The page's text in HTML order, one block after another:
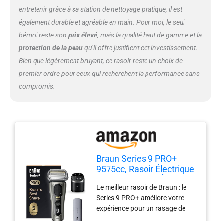
entretenir grâce à sa station de nettoyage pratique, il est
également durable et agréable en main. Pour moi, le seul
bémol reste son prix élevé, mais la qualité haut de gamme et la
protection de la peauqu’il offre justifient cet investissement.
Bien que légèrement bruyant, ce rasoir reste un choix de
premier ordre pour ceux qui recherchent la performance sans
compromis.
Braun Series 9 PRO+
9575cc, Rasoir Électrique
De Rasage, Tondeuse De
Précision Intégrée,
Station SmartCare, Étui
Le meilleur rasoir de Braun : le
Series 9 PRO+ améliore votre
expérience pour un rasage de